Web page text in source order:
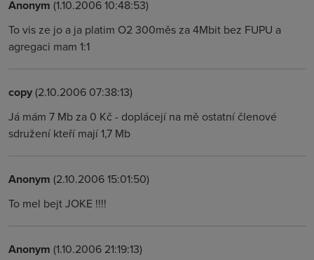
Anonym (1.10.2006 10:48:53)
To vis ze jo a ja platim O2 300měs za 4Mbit bez FUPU a
agregaci mam 1:1
copy(2.10.2006 07:38:13)
Já mám 7 Mb za 0 Kč - doplácejí na mě ostatní členové
sdružení kteří mají 1,7 Mb
Anonym (2.10.2006 15:01:50)
To mel bejt JOKE !!!!
Anonym (1.10.2006 21:19:13)